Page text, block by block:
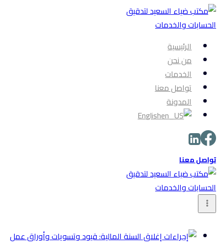
التجاوز
إلى
الرئيسية
من نحن
الخدمات
تواصل معنا
المدونة
English
تواصل معنا